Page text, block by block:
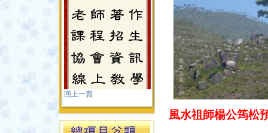
回上一頁
風水祖師楊公筠松